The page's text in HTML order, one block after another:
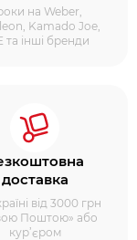
на Weber,
Kamado Joe,
та інші бренди
доставка
від 3000 грн
Поштою» або
кур’єром